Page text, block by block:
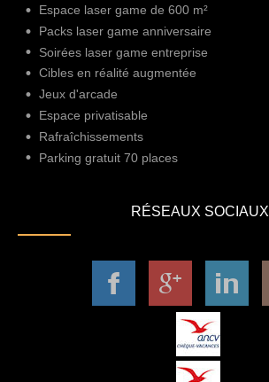
Espace laser game de 600 m²
Packs laser game anniversaire
Soirées laser game entreprise
Cibles en réalité augmentée
Jeux d'arcade
Espace privatisable
Rafraîchissements
Parking gratuit 70 places
RÉSEAUX SOCIAUX